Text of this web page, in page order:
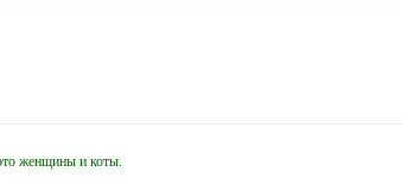
женщины и коты.